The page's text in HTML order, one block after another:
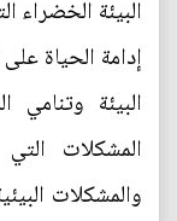
البيئة الخضراء
إدامة الحياة
البيئة وتنامي
المشكلات
والمشكلات